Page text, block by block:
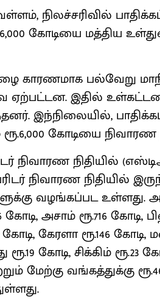
நிலச்சரிவில்
கோடியை மத்திய
காரணமாக பல்வேறு
ஏற்பட்டன. இதில்
இந்நிலையில்,
கோடியை நிவாரண
நிவாரண நிதியில்
நிவாரண நிதியில்
வழங்கப்பட உள்ளது.
கோடி, அசாம் ரூ.716 கோடி,
கேரளா ரூ.146 கோடி,
ரூ.19 கோடி, சிக்கிம்
மற்றும் மேற்கு வங்கத்துக்கு